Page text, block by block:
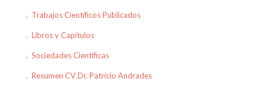
Trabajos Científicos Publicados
Libros y Capítulos
Sociedades Científicas
Resumen CV Dr. Patricio Andrades